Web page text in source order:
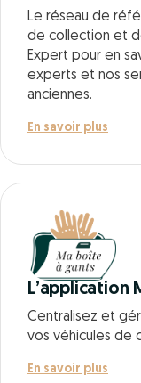
Le réseau de
de collection et
Expert pour en
experts et nos
anciennes.
En savoir plus
L’application
Centralisez et
vos véhicules de
En savoir plus